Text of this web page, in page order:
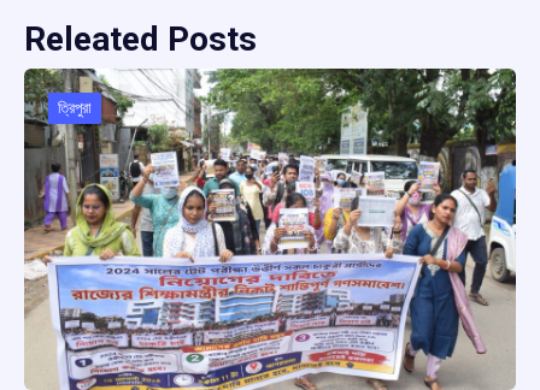
Releated Posts
ত্রিপুরা